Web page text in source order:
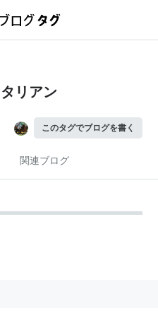
リアン
このタグでブログを書く
関連ブログ